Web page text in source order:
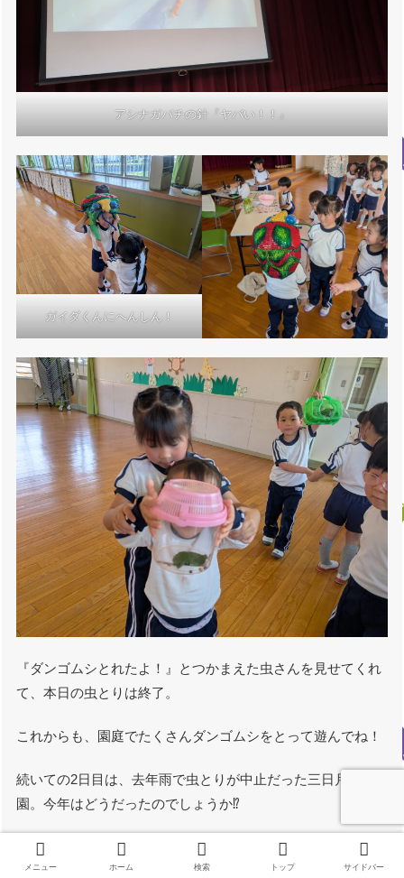
アシナガバチの針『ヤバい！！』
ガイダくんにへんしん！
『ダンゴムシとれたよ！』とつかまえた虫さんを見せてくれ
て、本日の虫とりは終了。
これからも、園庭でたくさんダンゴムシをとって遊んでね！
続いての2日目は、去年雨で虫とりが中止だった三日月保育
園。今年はどうだったのでしょうか⁉️
5月15日（木）午前の部 佐用町立三日月
メニュー ホーム 検索 トップ サイドバー